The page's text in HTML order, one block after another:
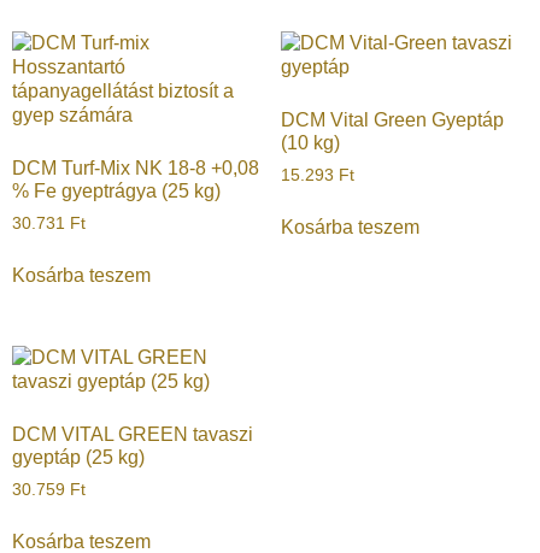
DCM Turf-Mix NK 18-8 +0,08
% Fe gyeptrágya (25 kg)
30.731 Ft
Kosárba teszem
DCM Vital Green Gyeptáp
(10 kg)
15.293 Ft
Kosárba teszem
DCM VITAL GREEN tavaszi
gyeptáp (25 kg)
30.759 Ft
Kosárba teszem